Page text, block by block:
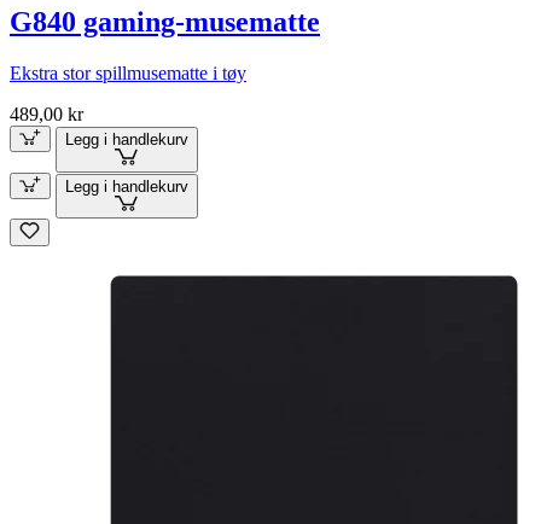
G840 gaming-musematte
Ekstra stor spillmusematte i tøy
489,00 kr
Legg i handlekurv
Legg i handlekurv